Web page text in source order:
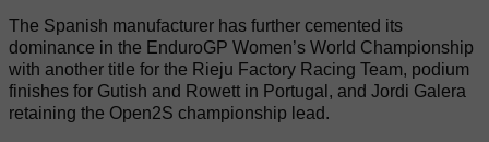
The Spanish manufacturer has further cemented its
dominance in the EnduroGP Women’s World Championship
with another title for the Rieju Factory Racing Team, podium
finishes for Gutish and Rowett in Portugal, and Jordi Galera
retaining the Open2S championship lead.